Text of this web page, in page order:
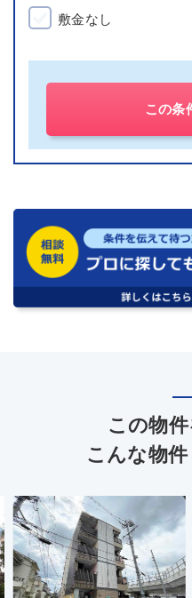
敷金なし
この条
この物
こんな物